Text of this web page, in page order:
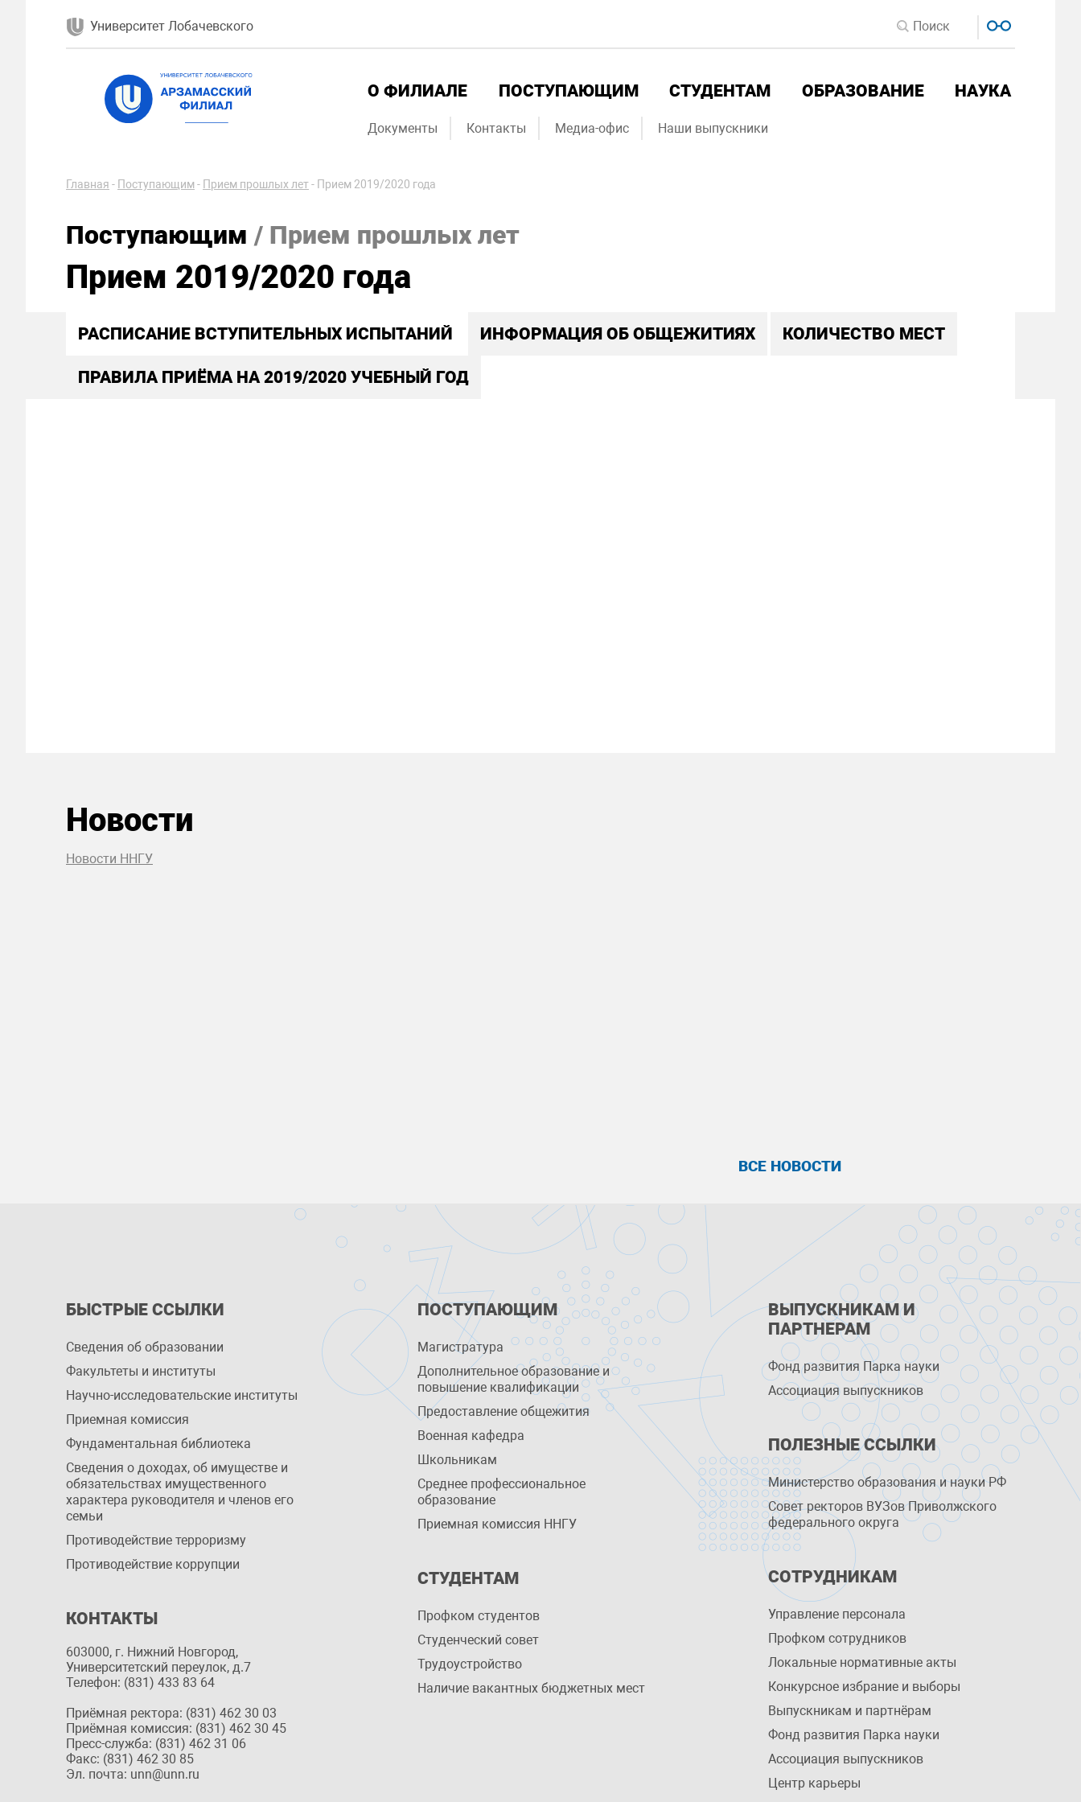
Университет Лобачевского
О ФИЛИАЛЕ ПОСТУПАЮЩИМ СТУДЕНТАМ ОБРАЗОВАНИЕ НАУКА
Документы Контакты Медиа-офис Наши выпускники
Главная - Поступающим - Прием прошлых лет- Прием 2019/2020 года
Поступающим / Прием прошлых лет
Прием 2019/2020 года
РАСПИСАНИЕ ВСТУПИТЕЛЬНЫХ ИСПЫТАНИЙ ИНФОРМАЦИЯ ОБ ОБЩЕЖИТИЯХ КОЛИЧЕСТВО МЕСТ
ПРАВИЛА ПРИЁМА НА 2019/2020 УЧЕБНЫЙ ГОД
Новости
Новости ННГУ
ВСЕ НОВОСТИ
БЫСТРЫЕ ССЫЛКИ
Сведения об образовании
Факультеты и институты
Научно-исследовательские институты
Приемная комиссия
Фундаментальная библиотека
Сведения о доходах, об имуществе и
обязательствах имущественного
характера руководителя и членов его
семьи
Противодействие терроризму
Противодействие коррупции
КОНТАКТЫ
603000, г. Нижний Новгород,
Университетский переулок, д.7
Телефон: (831) 433 83 64
Приёмная ректора: (831) 462 30 03
Приёмная комиссия: (831) 462 30 45
Пресс-служба: (831) 462 31 06
Факс: (831) 462 30 85
Эл. почта: unn@unn.ru
ПОСТУПАЮЩИМ
Магистратура
Дополнительное образование и
повышение квалификации
Предоставление общежития
Военная кафедра
Школьникам
Среднее профессиональное
образование
Приемная комиссия ННГУ
СТУДЕНТАМ
Профком студентов
Студенческий совет
Трудоустройство
Наличие вакантных бюджетных мест
ВЫПУСКНИКАМ И
ПАРТНЕРАМ
Фонд развития Парка науки
Ассоциация выпускников
ПОЛЕЗНЫЕ ССЫЛКИ
Министерство образования и науки РФ
Совет ректоров ВУЗов Приволжского
федерального округа
СОТРУДНИКАМ
Управление персоналa
Профком сотрудников
Локальные нормативные акты
Конкурсное избрание и выборы
Выпускникам и партнёрам
Фонд развития Парка науки
Ассоциация выпускников
Центр карьеры